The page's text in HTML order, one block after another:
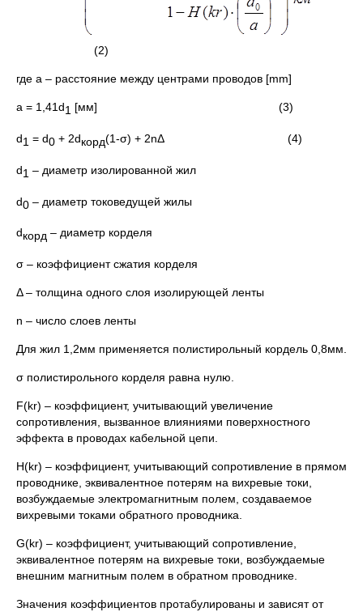
(2)
где а – расстояние между центрами проводов [mm]
а = 1,41d1 [мм] (3)
d1 = d0 + 2dкорд(1-σ) + 2nΔ (4)
d1 – диаметр изолированной жил
d0 – диаметр токоведущей жилы
dкорд – диаметр корделя
σ – коэффициент сжатия корделя
Δ – толщина одного слоя изолирующей ленты
n – число слоев ленты
Для жил 1,2мм применяется полистирольный кордель 0,8мм.
σ полистирольного корделя равна нулю.
F(kr) – коэффициент, учитывающий увеличение
сопротивления, вызванное влияниями поверхностного
эффекта в проводах кабельной цепи.
H(kr) – коэффициент, учитывающий сопротивление в прямом
проводнике, эквивалентное потерям на вихревые токи,
возбуждаемые электромагнитным полем, создаваемое
вихревыми токами обратного проводника.
G(kr) – коэффициент, учитывающий сопротивление,
эквивалентное потерям на вихревые токи, возбуждаемые
внешним магнитным полем в обратном проводнике.
Значения коэффициентов протабулированы и зависят от